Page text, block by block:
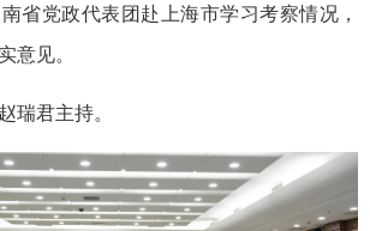
省党政代表团赴上海市学习考察情况，
意见。
瑞君主持。